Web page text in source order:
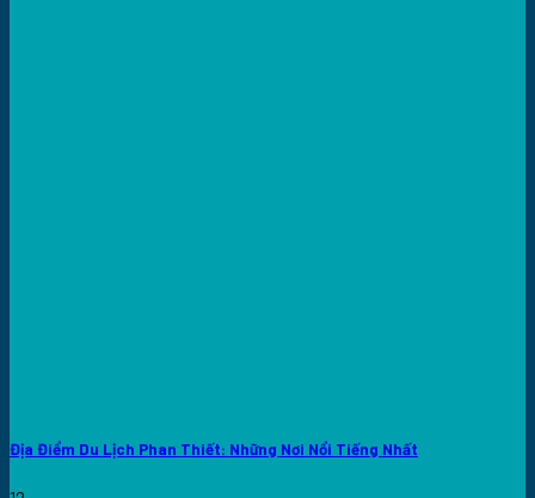
Địa Điểm Du Lịch Phan Thiết: Những Nơi Nổi Tiếng Nhất